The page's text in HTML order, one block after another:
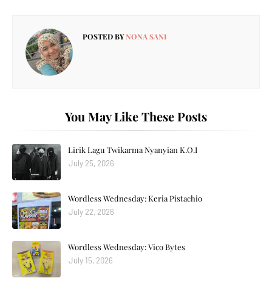
POSTED BYNONA SANI
You May Like These Posts
Lirik Lagu Twikarma Nyanyian K.O.I
July 25, 2026
Wordless Wednesday: Keria Pistachio
July 22, 2026
Wordless Wednesday: Vico Bytes
July 15, 2026